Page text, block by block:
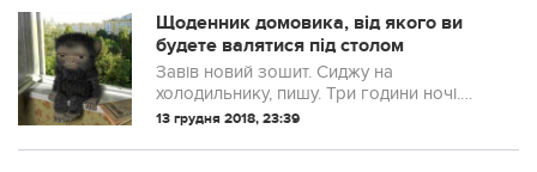
Щоденник домовика, від якого ви
будете валятися під столом
Завів новий зошит. Сиджу на
холодильнику, пишу. Три години ночі.
Господиня жере ковбасу і думає, що її
13 грудня 2018, 23:39